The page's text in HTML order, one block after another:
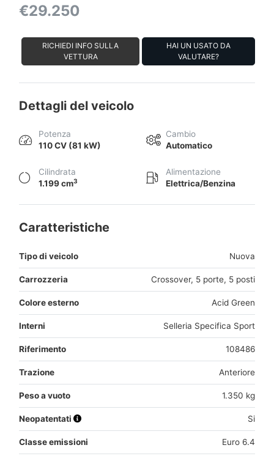
€29.250
RICHIEDI INFO SULLA
VETTURA
HAI UN USATO DA
VALUTARE?
Dettagli del veicolo
Potenza
110 CV (81 kW)
Cambio
Automatico
Cilindrata
1.199 cm3
Alimentazione
Elettrica/Benzina
Caratteristiche
Tipo di veicolo Nuova
Carrozzeria Crossover, 5 porte, 5 posti
Colore esterno Acid Green
Interni Selleria Specifica Sport
Riferimento 108486
Trazione Anteriore
Peso a vuoto 1.350 kg
Neopatentati Si
Classe emissioni Euro 6.4